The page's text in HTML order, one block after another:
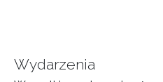
Wydarzenia